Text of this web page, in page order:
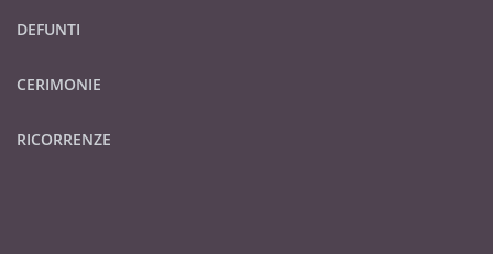
DEFUNTI
CERIMONIE
RICORRENZE